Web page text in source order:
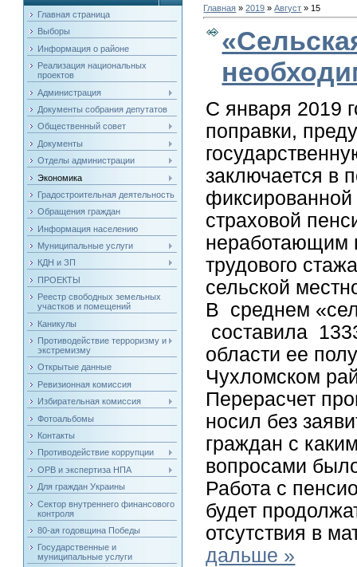
Главная страница
Выборы
Информация о районе
Реализация национальных
проектов
Администрация
Документы собрания депутатов
Общественный совет
Документы
Отделы администрации
Экономика
Градостроительная деятельность
Обращения граждан
Информация населению
Муниципальные услуги
КДН и ЗП
ПРОЕКТЫ
Реестр свободных земельных
участков и помещений
Каникулы
Противодействие терроризму и
экстремизму
Открытые данные
Ревизионная комиссия
Избирательная комиссия
Фотоальбомы
Контакты
Противодействие коррупции
ОРВ и экспертиза НПА
Для граждан Украины
Сектор внутреннего финансового
контроля
80-ая годовщина Победы
Государственные и
муниципальные услуги
Главная »2019 » Август » 15
С января 2019
поправки,
заключается в
фиксированной
страховой
неработающим
трудового
сельской
В среднем
составила
области ее
Чухломском
Перерасчет
носил без
граждан с
вопросами
Работа с
будет
отсутствия в
дальше »